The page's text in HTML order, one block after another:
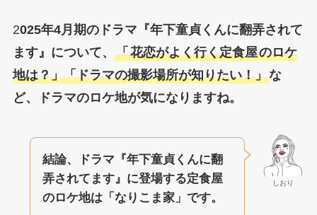
2025年4月期のドラマ『年下童貞くんに翻弄されて
ます』について、 「花恋がよく行く定食屋のロケ
地は？」「ドラマの撮影場所が知りたい！」な
ど、ドラマのロケ地が気になりますね。
しおり
結論、ドラマ『年下童貞くんに翻
弄されてます』に登場する定食屋
のロケ地は「なりこま家」です。